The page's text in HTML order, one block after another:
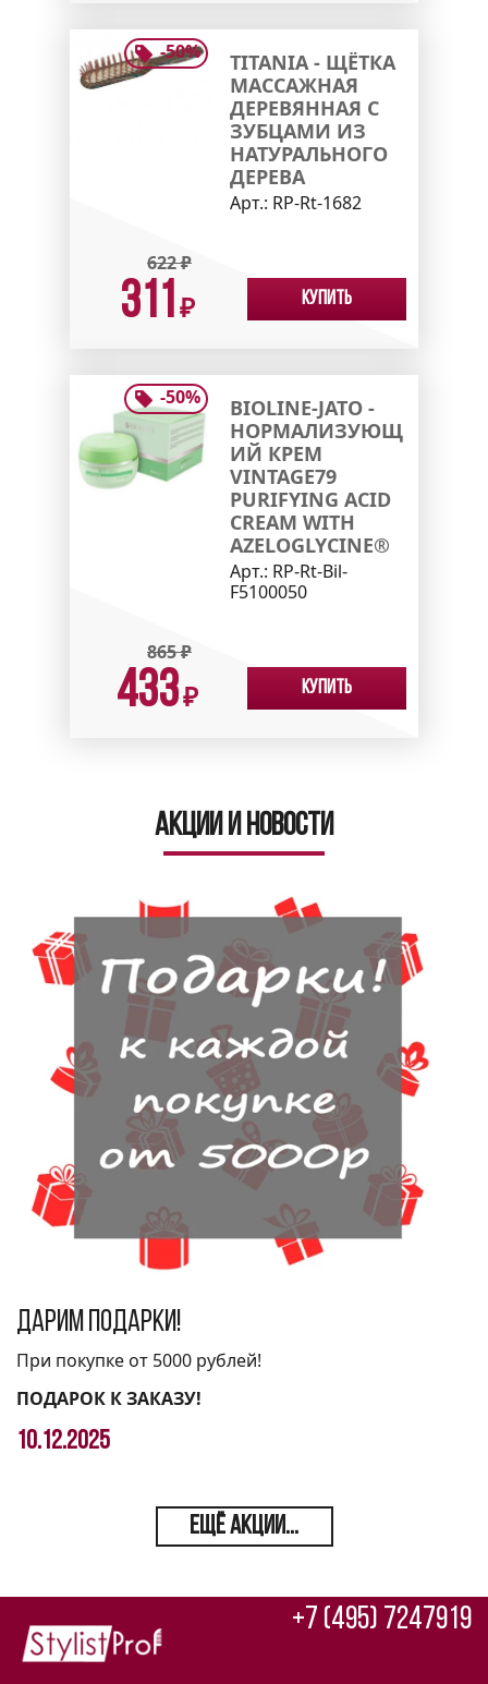
-50%
TITANIA - ЩЁТКА
МАССАЖНАЯ
ДЕРЕВЯННАЯ С
ЗУБЦАМИ ИЗ
НАТУРАЛЬНОГО
ДЕРЕВА
Арт.: RP-Rt-1682
622₽
311 ₽ Купить
-50%
BIOLINE-JATO -
НОРМАЛИЗУЮЩ
ИЙ КРЕМ
VINTAGE79
PURIFYING ACID
CREAM WITH
AZELOGLYCINE®
Арт.: RP-Rt-Bil-
F5100050
865₽
433₽ Купить
Акции и новости
Дарим подарки!
При покупке от 5000 рублей!
ПОДАРОК К ЗАКАЗУ!
10.12.2025
ЕЩЁ АКЦИИ...
+7 (495) 7247919